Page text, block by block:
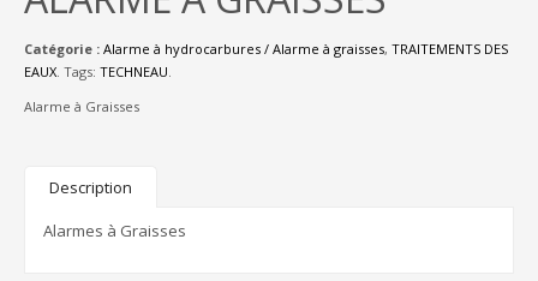
Catégorie : Alarme à hydrocarbures / Alarme à graisses, TRAITEMENTS DES
EAUX. Tags: TECHNEAU.
Alarme à Graisses
Description
Alarmes à Graisses